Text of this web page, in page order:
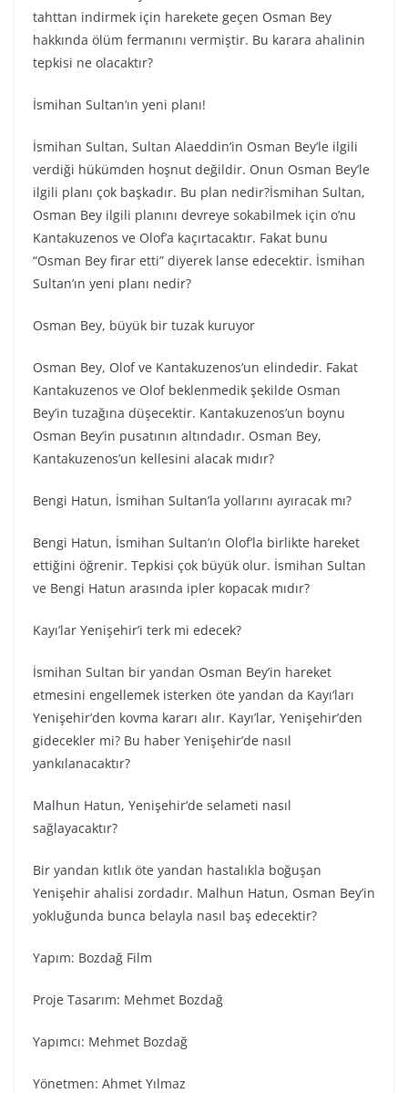
tahttan indirmek için harekete geçen Osman Bey
hakkında ölüm fermanını vermiştir. Bu karara ahalinin
tepkisi ne olacaktır?
İsmihan Sultan’ın yeni planı!
İsmihan Sultan, Sultan Alaeddin’in Osman Bey’le ilgili
verdiği hükümden hoşnut değildir. Onun Osman Bey’le
ilgili planı çok başkadır. Bu plan nedir?İsmihan Sultan,
Osman Bey ilgili planını devreye sokabilmek için o’nu
Kantakuzenos ve Olof’a kaçırtacaktır. Fakat bunu
“Osman Bey firar etti” diyerek lanse edecektir. İsmihan
Sultan’ın yeni planı nedir?
Osman Bey, büyük bir tuzak kuruyor
Osman Bey, Olof ve Kantakuzenos’un elindedir. Fakat
Kantakuzenos ve Olof beklenmedik şekilde Osman
Bey’in tuzağına düşecektir. Kantakuzenos’un boynu
Osman Bey’in pusatının altındadır. Osman Bey,
Kantakuzenos’un kellesini alacak mıdır?
Bengi Hatun, İsmihan Sultan’la yollarını ayıracak mı?
Bengi Hatun, İsmihan Sultan’ın Olof’la birlikte hareket
ettiğini öğrenir. Tepkisi çok büyük olur. İsmihan Sultan
ve Bengi Hatun arasında ipler kopacak mıdır?
Kayı’lar Yenişehir’i terk mi edecek?
İsmihan Sultan bir yandan Osman Bey’in hareket
etmesini engellemek isterken öte yandan da Kayı’ları
Yenişehir’den kovma kararı alır. Kayı’lar, Yenişehir’den
gidecekler mi? Bu haber Yenişehir’de nasıl
yankılanacaktır?
Malhun Hatun, Yenişehir’de selameti nasıl
sağlayacaktır?
Bir yandan kıtlık öte yandan hastalıkla boğuşan
Yenişehir ahalisi zordadır. Malhun Hatun, Osman Bey’in
yokluğunda bunca belayla nasıl baş edecektir?
Yapım: Bozdağ Fi̇lm
Proje Tasarım: Mehmet Bozdağ
Yapımcı: Mehmet Bozdağ
Yönetmen: Ahmet Yılmaz